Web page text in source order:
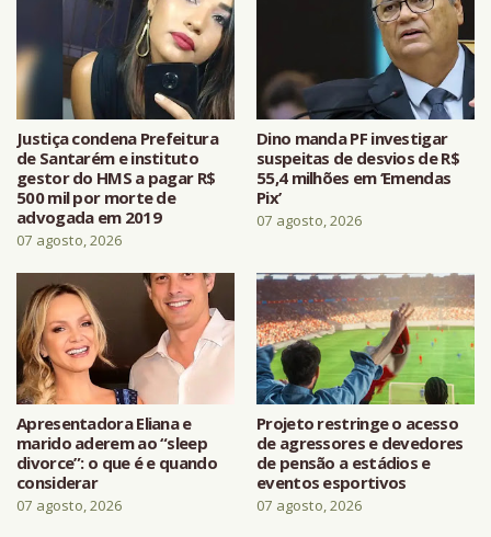
Justiça condena Prefeitura
de Santarém e instituto
gestor do HMS a pagar R$
500 mil por morte de
advogada em 2019
07 agosto, 2026
Dino manda PF investigar
suspeitas de desvios de R$
55,4 milhões em ‘Emendas
Pix’
07 agosto, 2026
Apresentadora Eliana e
marido aderem ao “sleep
divorce”: o que é e quando
considerar
07 agosto, 2026
Projeto restringe o acesso
de agressores e devedores
de pensão a estádios e
eventos esportivos
07 agosto, 2026